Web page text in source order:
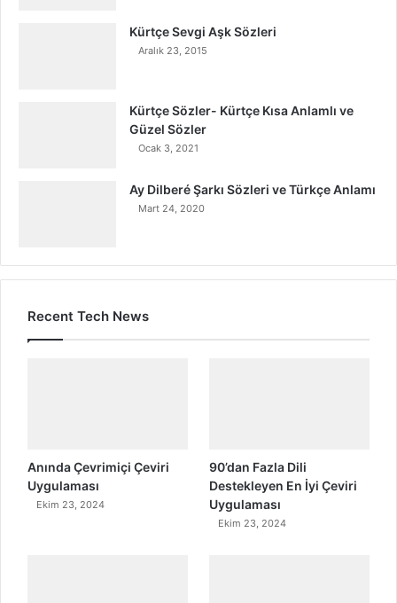
Kürtçe Sevgi Aşk Sözleri
Aralık 23, 2015
Kürtçe Sözler- Kürtçe Kısa Anlamlı ve
Güzel Sözler
Ocak 3, 2021
Ay Dilberé Şarkı Sözleri ve Türkçe Anlamı
Mart 24, 2020
Recent Tech News
Anında Çevrimiçi Çeviri
Uygulaması
Ekim 23, 2024
90’dan Fazla Dili
Destekleyen En İyi Çeviri
Uygulaması
Ekim 23, 2024